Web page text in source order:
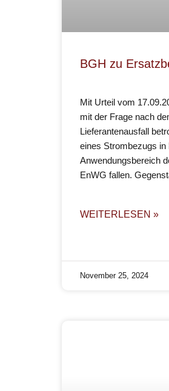
BGH zu
Mit Urteil vom
mit der Frage nach
Lieferantenausfall
eines Strombezugs in
Anwendungsbereich
EnWG fallen.
WEITERLESEN »
November 25, 2024